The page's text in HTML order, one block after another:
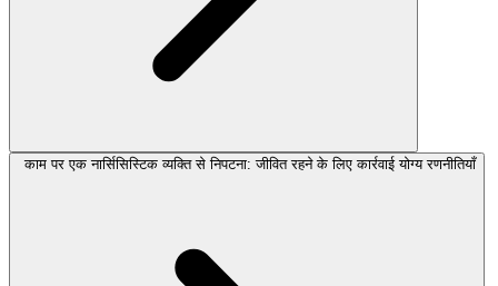
काम पर एक नार्सिसिस्टिक व्यक्ति से निपटना: जीवित रहने के लिए कार्रवाई योग्य रणनीतियाँ